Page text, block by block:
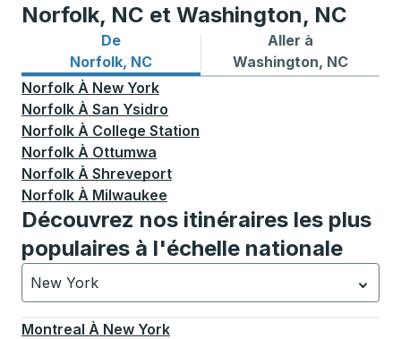
Norfolk, NC et Washington, NC
De
Norfolk, NC
Itinéraires de bus depuis Norfolk, NC
Aller à
Washington, NC
Itinéraires de bus vers
Norfolk À New York
Norfolk À San Ysidro
Norfolk À College Station
Norfolk À Ottumwa
Norfolk À Shreveport
Norfolk À Milwaukee
Découvrez nos itinéraires les plus
populaires à l'échelle nationale
New York
Actuellement sélectionné: New York.La sélection est
Montreal À New York